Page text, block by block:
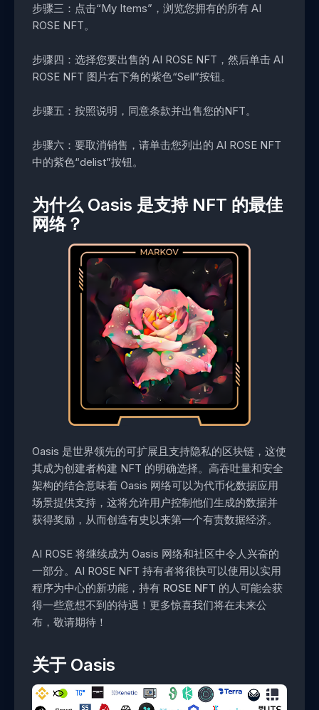
步骤三：点击“My Items”，浏览您拥有的所有 AI
ROSE NFT。
步骤四：选择您要出售的 AI ROSE NFT，然后单击 AI
ROSE NFT 图片右下角的紫色“Sell”按钮。
步骤五：按照说明，同意条款并出售您的NFT。
步骤六：要取消销售，请单击您列出的 AI ROSE NFT
中的紫色“delist”按钮。
为什么 Oasis 是支持 NFT 的最佳
网络？
Oasis 是世界领先的可扩展且支持隐私的区块链，这使
其成为创建者构建 NFT 的明确选择。高吞吐量和安全
架构的结合意味着 Oasis 网络可以为代币化数据应用
场景提供支持，这将允许用户控制他们生成的数据并
获得奖励，从而创造有史以来第一个有责数据经济。
AI ROSE 将继续成为 Oasis 网络和社区中令人兴奋的
一部分。AI ROSE NFT 持有者将很快可以使用以实用
程序为中心的新功能， 持有 ROSE NFT 的人可能会获
得一些意想不到的待遇！更多惊喜我们将在未来公
布，敬请期待！
关于 Oasis